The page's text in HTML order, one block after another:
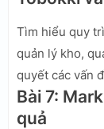
Tìm hiểu quy
quản lý kho,
quyết các vấn
Bài 7:
quả